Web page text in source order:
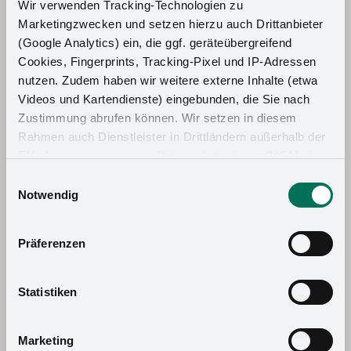
Wir verwenden Tracking-Technologien zu
Marketingzwecken und setzen hierzu auch Drittanbieter
(Google Analytics) ein, die ggf. geräteübergreifend
Cookies, Fingerprints, Tracking-Pixel und IP-Adressen
nutzen. Zudem haben wir weitere externe Inhalte (etwa
Videos und Kartendienste) eingebunden, die Sie nach
Zustimmung abrufen können. Wir setzen in diesem
Rahmen auch Dienstleister in Drittländern außerhalb der
EU ohne angemessenes Datenschutzniveau (USA) ein,
zu Sicherheits- und Überwachungszwecken zugreifen,
Rechtsmittel einlegen können. Mit Ihrer Einstellung
willigen Sie in die oben beschriebenen Vorgänge ein. Sie
widerrufen. Mehr Informationen finden Sie in unserer
Impressum.
Notwendig
Präferenzen
Statistiken
Marketing